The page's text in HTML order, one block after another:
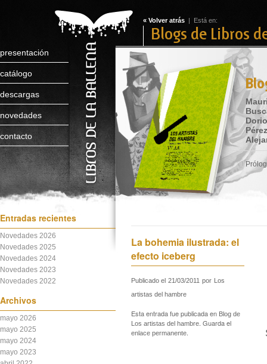
presentación
catálogo
descargas
novedades
contacto
Entradas recientes
Novedades 2026
Novedades 2025
Novedades 2024
Novedades 2023
Novedades 2022
Archivos
mayo 2026
mayo 2025
mayo 2024
mayo 2023
« Volver atrás | Está en:
Blogs de Libros
La bohemia ilustrada: el
efecto iceberg
Publicado el 21/03/2011 por Los
artistas del hambre
Esta entrada fue publicada en Blog de
Los artistas del hambre . Guarda el
enlace permanente